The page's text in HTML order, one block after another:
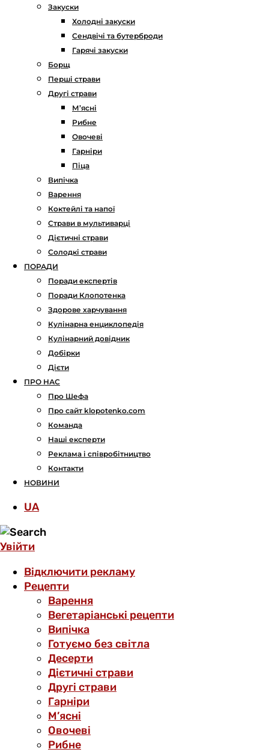
Закуски
Холодні закуски
Сендвічі та бутерброди
Гарячі закуски
Борщ
Перші страви
Другі страви
М’ясні
Рибне
Овочеві
Гарніри
Піца
Випічка
Варення
Коктейлі та напої
Страви в мультиварці
Дієтичні страви
Солодкі страви
ПОРАДИ
Поради експертів
Поради Клопотенка
Здорове харчування
Кулінарна енциклопедія
Кулінарний довідник
Добірки
Дієти
ПРО НАС
Про Шефа
Про сайт klopotenko.com
Команда
Наші експерти
Реклама і співробітництво
Контакти
НОВИНИ
UA
Увійти
Відключити рекламу
Рецепти
Варення
Вегетаріанські рецепти
Випічка
Готуємо без світла
Десерти
Дієтичні страви
Другі страви
Гарніри
М’ясні
Овочеві
Рибне